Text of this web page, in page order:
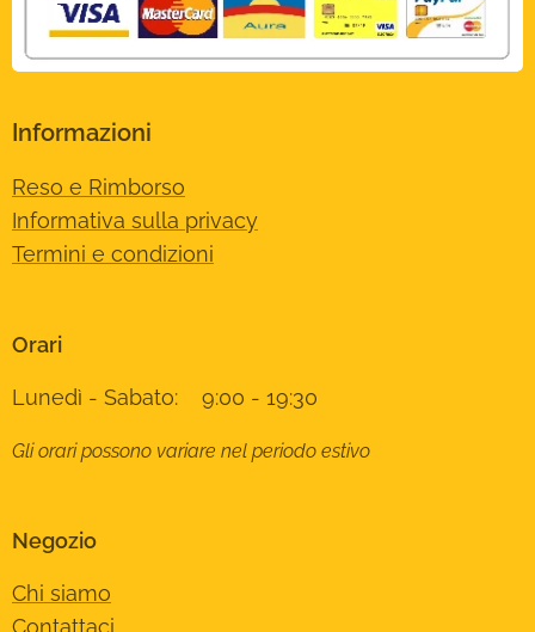
Informazioni
Reso e Rimborso
Informativa sulla privacy
Termini e condizioni
Orari
Lunedì - Sabato: 9:00 - 19:30
Gli orari possono variare nel periodo estivo
Negozio
Chi siamo
Contattaci